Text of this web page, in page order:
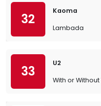
32
Kaoma
Lambada
33
U2
With or Without